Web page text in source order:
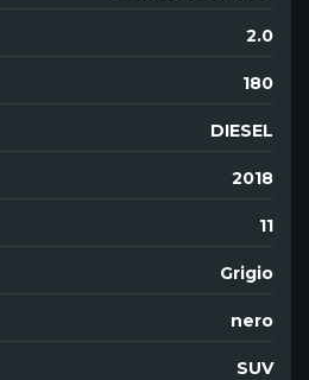
2.0
180
DIESEL
2018
11
Grigio
nero
SUV